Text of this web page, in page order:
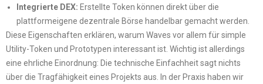
Integrierte DEX: Erstellte Token können direkt über die
plattformeigene dezentrale Börse handelbar gemacht werden.
Diese Eigenschaften erklären, warum Waves vor allem für simple
Utility-Token und Prototypen interessant ist. Wichtig ist allerdings
eine ehrliche Einordnung: Die technische Einfachheit sagt nichts
über die Tragfähigkeit eines Projekts aus. In der Praxis haben wir